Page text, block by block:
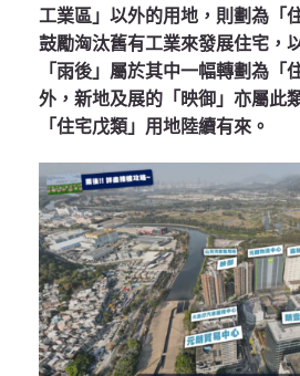
工業區」以外的用地，則劃為「
鼓勵洶汰舊有工業來發展住宅，
「雨後」屬於其中一幅轉劃為「
外，新地及展的「映御」亦屬此
「住宅戊類」用地陸續有來。